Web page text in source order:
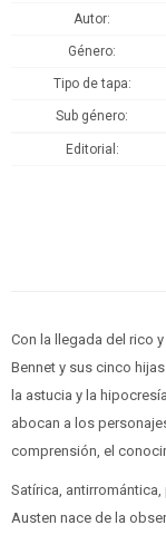
Autor
Género
Tipo de tapa
Sub género
Editorial
Con la llegada del rico
Bennet y sus cinco
la astucia y la
abocan a los
comprensión, el
Satírica,
Austen nace de la